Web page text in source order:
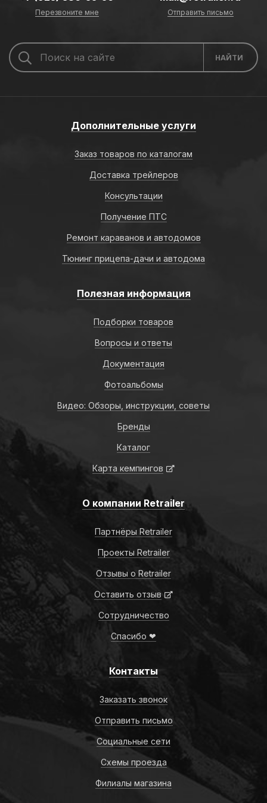
Перезвоните мне Отправить письмо
Дополнительные услуги
Заказ товаров по каталогам
Доставка трейлеров
Консультации
Получение ПТС
Ремонт караванов и автодомов
Тюнинг прицепа-дачи и автодома
Полезная информация
Подборки товаров
Вопросы и ответы
Документация
Фотоальбомы
Видео: Обзоры, инструкции, советы
Бренды
Каталог
Карта кемпингов
О компании Retrailer
Партнёры Retrailer
Проекты Retrailer
Отзывы о Retrailer
Оставить отзыв
Сотрудничество
Спасибо ❤
Контакты
Заказать звонок
Отправить письмо
Социальные сети
Схемы проезда
Филиалы магазина